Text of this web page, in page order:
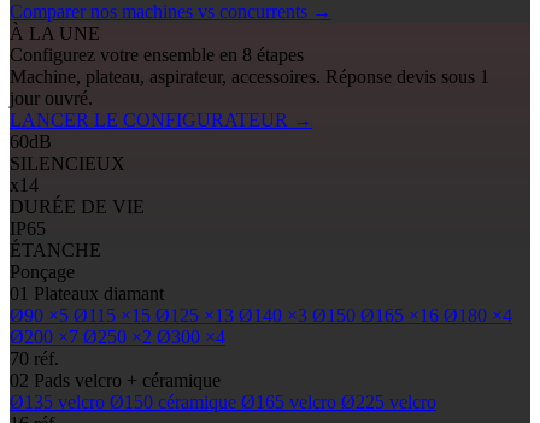
Comparer nos machines vs concurrents →
À LA UNE
Configurez votre ensemble en 8 étapes
Machine, plateau, aspirateur, accessoires. Réponse devis sous 1
jour ouvré.
LANCER LE CONFIGURATEUR →
60dB
SILENCIEUX
x14
DURÉE DE VIE
IP65
ÉTANCHE
Ponçage
01 Plateaux diamant
Ø90 ×5 Ø115 ×15 Ø125 ×13 Ø140 ×3 Ø150 Ø165 ×16 Ø180 ×4
Ø200 ×7 Ø250 ×2 Ø300 ×4
70 réf.
02 Pads velcro + céramique
Ø135 velcro Ø150 céramique Ø165 velcro Ø225 velcro